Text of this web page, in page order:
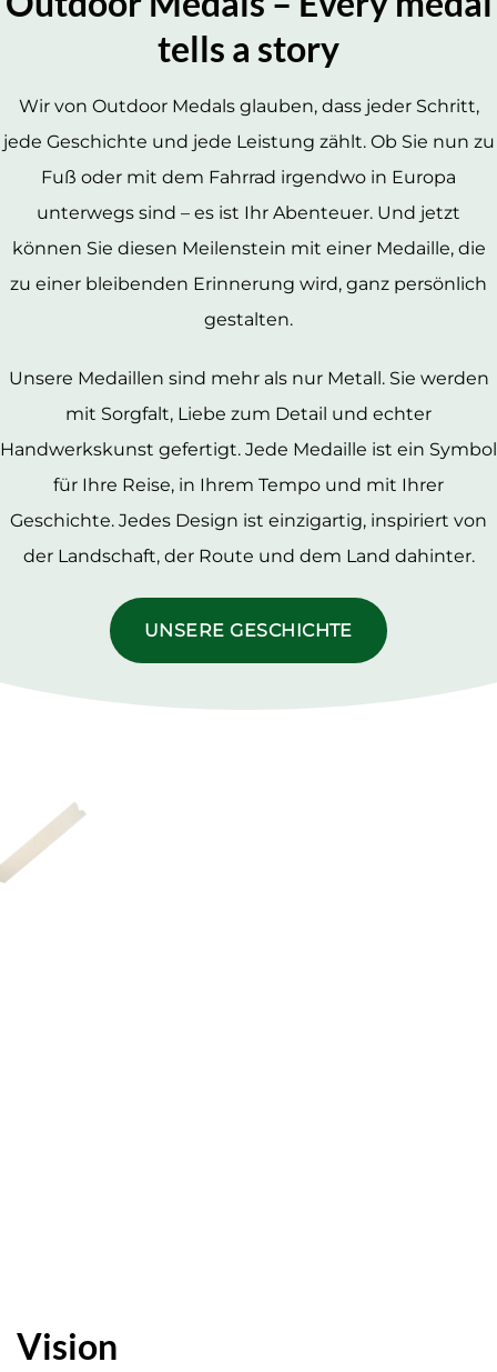
tells a story
Wir von Outdoor Medals glauben, dass jeder Schritt,
jede Geschichte und jede Leistung zählt. Ob Sie nun zu
Fuß oder mit dem Fahrrad irgendwo in Europa
unterwegs sind – es ist Ihr Abenteuer. Und jetzt
können Sie diesen Meilenstein mit einer Medaille, die
zu einer bleibenden Erinnerung wird, ganz persönlich
gestalten.
Unsere Medaillen sind mehr als nur Metall. Sie werden
mit Sorgfalt, Liebe zum Detail und echter
Handwerkskunst gefertigt. Jede Medaille ist ein Symbol
für Ihre Reise, in Ihrem Tempo und mit Ihrer
Geschichte. Jedes Design ist einzigartig, inspiriert von
der Landschaft, der Route und dem Land dahinter.
UNSERE GESCHICHTE
Vision